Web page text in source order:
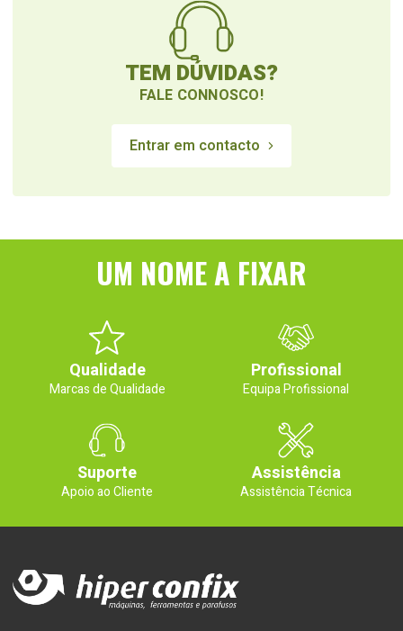
TEM DÚVIDAS?
FALE CONNOSCO!
Entrar em contacto
UM NOME A FIXAR
Qualidade
Marcas de Qualidade
Profissional
Equipa Profissional
Suporte
Apoio ao Cliente
Assistência
Assistência Técnica